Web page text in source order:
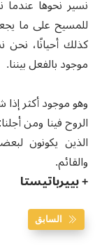
نسير نحوها عندما
للمسيح على ما
كذلك أحيانًا،
موجود بالفعل بيننا.
الروح فينا ومن
الذين يكونون
والقائم.
+ بييرباتيستا
السابق